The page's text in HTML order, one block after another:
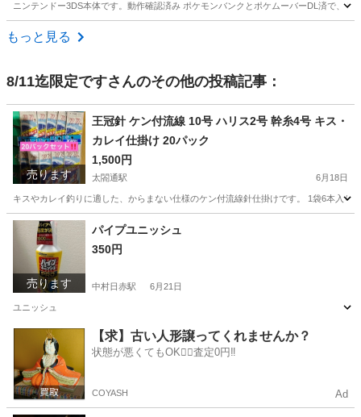
ニンテンドー3DS本体です。動作確認済み ポケモンバンクとポケムーバーDL済で、
愛知 豊橋市
もっと見る
8/11迄限定ですさんのその他の投稿記事：
売ります
王冠針 ケン付流線 10号 ハリス2号 幹糸4号 キス・
カレイ仕掛け 20パック
1,500円
太閤通駅 6月18日
キスやカレイ釣りに適した、からまない仕様のケン付流線針仕掛けです。 1袋6本入
愛知 名古屋市 太閤通駅
売ります
パイプユニッシュ
350円
中村日赤駅 6月21日
ユニッシュ
愛知 名古屋市 中村日赤駅 家庭用品
【求】古い人形譲ってくれませんか？
状態が悪くてもOK🙆‍♀️査定0円‼️
COYASH Ad